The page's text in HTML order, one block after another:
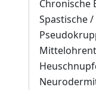
Chronische
Spastische